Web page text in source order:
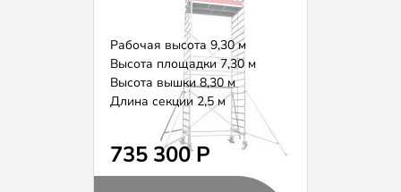
Рабочая высота 9,30 м
Высота площадки 7,30 м
Высота вышки 8,30 м
Длина секции 2,5 м
Вес 213,0 кг
735 300 Р